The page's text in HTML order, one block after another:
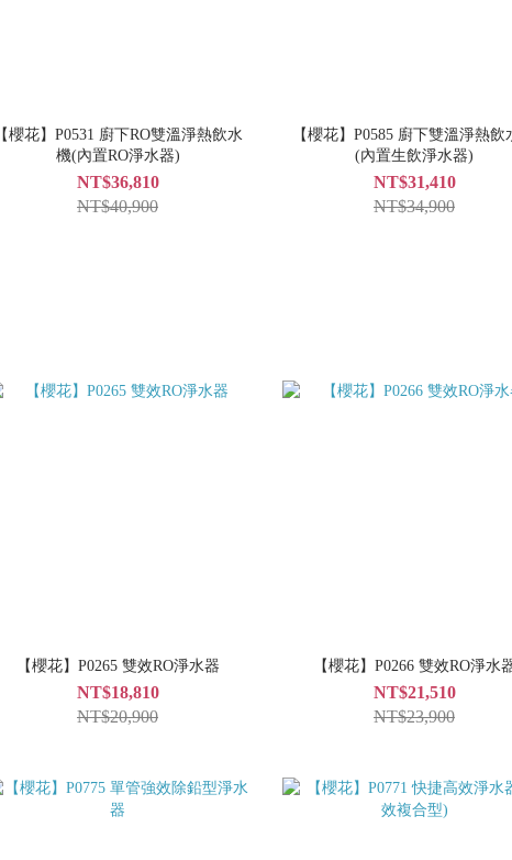
【櫻花】P0531 廚下RO雙溫淨熱飲水
機(內置RO淨水器)
NT$36,810
NT$40,900
【櫻花】P0585 廚下雙溫淨熱飲
(內置生飲淨水器)
NT$31,410
NT$34,900
【櫻花】P0265 雙效RO淨水器
NT$18,810
NT$20,900
【櫻花】P0266 雙效RO淨水
NT$21,510
NT$23,900